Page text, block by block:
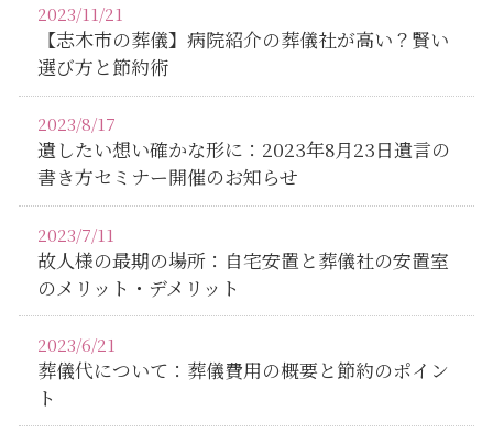
2023/11/21
【志木市の葬儀】病院紹介の葬儀社が高い？賢い
選び方と節約術
2023/8/17
遺したい想い確かな形に：2023年8月23日遺言の
書き方セミナー開催のお知らせ
2023/7/11
故人様の最期の場所：自宅安置と葬儀社の安置室
のメリット・デメリット
2023/6/21
葬儀代について：葬儀費用の概要と節約のポイン
ト